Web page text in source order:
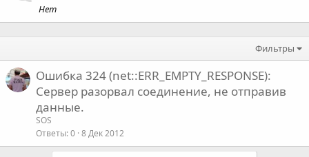
Нет
Фильтры
Ошибка 324 (net::ERR_EMPTY_RESPONSE):
Сервер разорвал соединение, не отправив
данные.
SOS
Ответы 0 8 Дек 2012